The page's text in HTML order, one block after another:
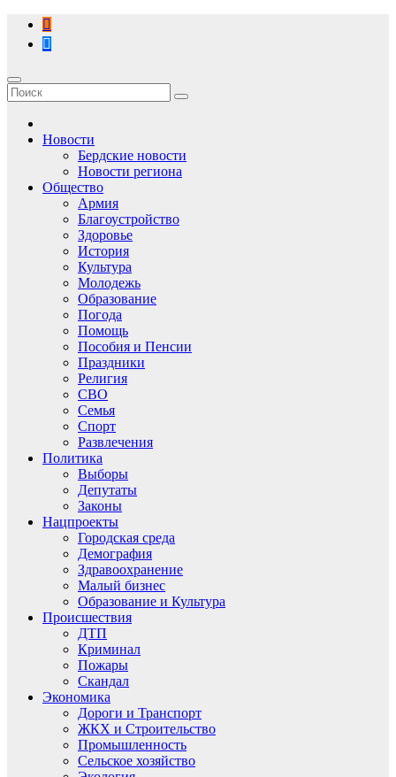
Перейти
содержимому
Новости
Бердские новости
Новости региона
Общество
Армия
Благоустройство
Здоровье
История
Культура
Молодежь
Образование
Погода
Помощь
Пособия и Пенсии
Праздники
Религия
СВО
Семья
Спорт
Развлечения
Политика
Выборы
Депутаты
Законы
Нацпроекты
Городская среда
Демография
Здравоохранение
Малый бизнес
Образование и Культура
Происшествия
ДТП
Криминал
Пожары
Скандал
Экономика
Дороги и Транспорт
ЖКХ и Строительство
Промышленность
Сельское хозяйство